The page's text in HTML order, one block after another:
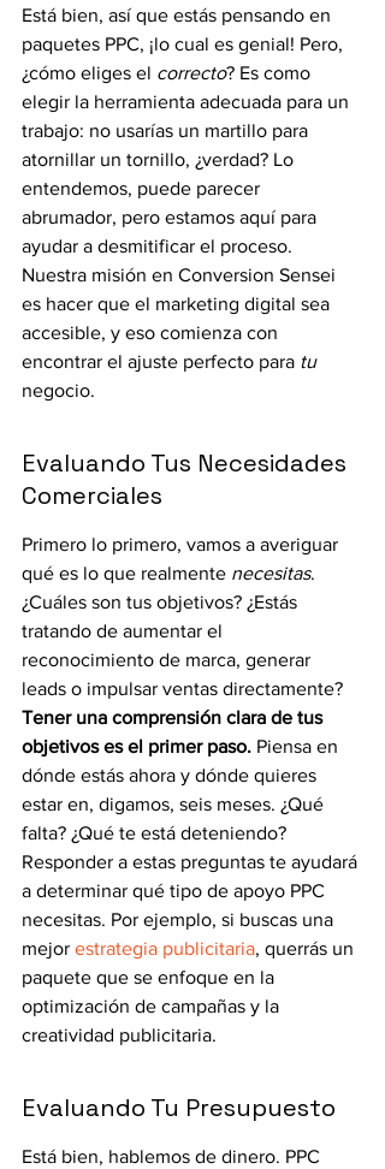
Está bien, así que estás pensando en
paquetes PPC, ¡lo cual es genial! Pero,
¿cómo eliges el correcto? Es como
elegir la herramienta adecuada para un
trabajo: no usarías un martillo para
atornillar un tornillo, ¿verdad? Lo
entendemos, puede parecer
abrumador, pero estamos aquí para
ayudar a desmitificar el proceso.
Nuestra misión en Conversion Sensei
es hacer que el marketing digital sea
accesible, y eso comienza con
encontrar el ajuste perfecto para tu
negocio.
Evaluando Tus Necesidades
Comerciales
Primero lo primero, vamos a averiguar
qué es lo que realmente necesitas.
¿Cuáles son tus objetivos? ¿Estás
tratando de aumentar el
reconocimiento de marca, generar
leads o impulsar ventas directamente?
Tener una comprensión clara de tus
objetivos es el primer paso. Piensa en
dónde estás ahora y dónde quieres
estar en, digamos, seis meses. ¿Qué
falta? ¿Qué te está deteniendo?
Responder a estas preguntas te ayudará
a determinar qué tipo de apoyo PPC
necesitas. Por ejemplo, si buscas una
mejor estrategia publicitaria, querrás un
paquete que se enfoque en la
optimización de campañas y la
creatividad publicitaria.
Evaluando Tu Presupuesto
Está bien, hablemos de dinero. PPC